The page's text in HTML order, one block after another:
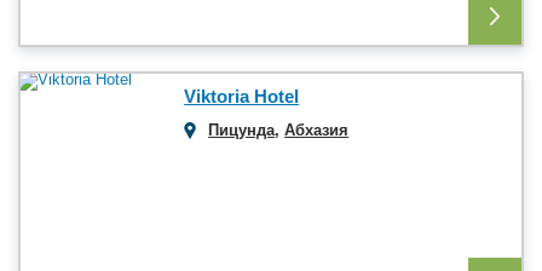
Viktoria Hotel
Пицунда,Абхазия